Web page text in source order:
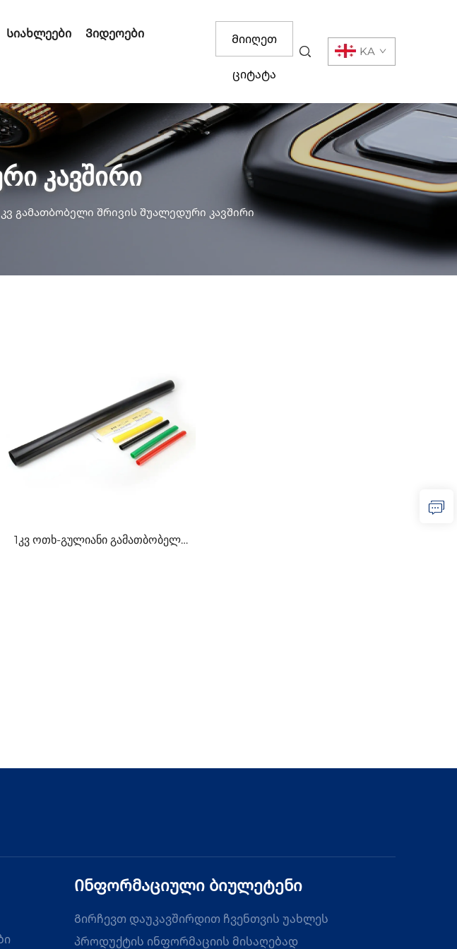
Სიახლეები Ვიდეოები Მიიღეთ
ციტატა
KA
კავშირი
კვ გამათბობელი შრივის შუალედური კავშირი
1კვ ოთხ-გულიანი გამათბობელი
Ინფორმაციული ბიულეტენი
Გირჩევთ დაუკავშირდით ჩვენთვის უახლეს
პროდუქტის ინფორმაციის მისაღებად